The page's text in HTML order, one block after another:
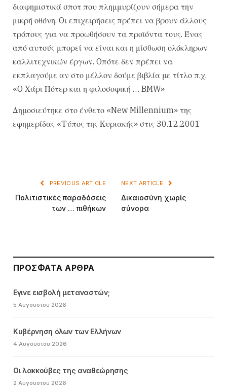
διαφημιστικά σποτ που πλημμυρίζουν σήμερα την
μικρή οθόνη. Oι επιχειρήσεις πρέπει να βρουν άλλους
τρόπους για να προωθήσουν τα προϊόντα τους. Ένας
από αυτούς μπορεί να είναι και η μίσθωση ολόκληρων
καλλιτεχνικών έργων. Oπότε δεν πρέπει να
εκπλαγούμε αν στο μέλλον δούμε βιβλία με τίτλο π.χ.
«O Xάρι Πότερ και η φιλοσοφική … BMW»
Δημοσιεύτηκε στο ένθετο «New Millennium» της
εφημερίδας «Tύπος της Kυριακής» στις 30.12.2001
PREVIOUS ARTICLE
Πολιτιστικές παραδόσεις
των … πιθήκων
NEXT ARTICLE
Δικαιοσύνη χωρίς
σύνορα
ΠΡΌΣΦΑΤΑ ΆΡΘΡΑ
Εγινε εισβολή μεταναστών;
5 Αυγούστου 2026
Κυβέρνηση όλων των Ελλήνων
4 Αυγούστου 2026
Οι λακκούβες της αναθεώρησης
2 Αυγούστου 2026